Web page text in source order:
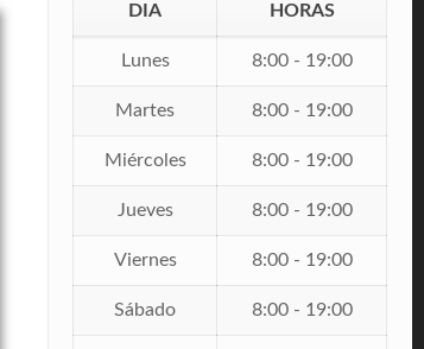
DIA HORAS
Lunes 8:00 - 19:00
Martes 8:00 - 19:00
Miércoles 8:00 - 19:00
Jueves 8:00 - 19:00
Viernes 8:00 - 19:00
Sábado 8:00 - 19:00